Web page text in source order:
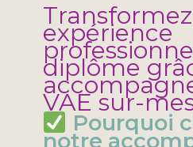
expérience
diplôme
VAE sur-
Pourquoi
notre